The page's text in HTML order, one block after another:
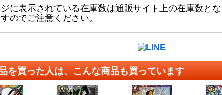
に表示されている在庫数は通販サイト上の在庫数と
のでご注意ください。
を買った人は、こんな商品も買っています